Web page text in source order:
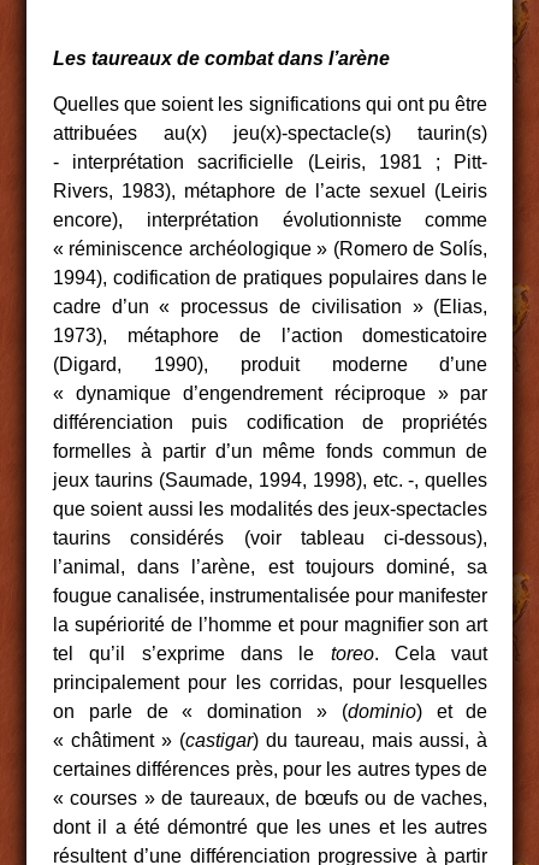
Les taureaux de combat dans l’arène
Quelles que soient les significations qui ont pu être
attribuées au(x) jeu(x)-spectacle(s) taurin(s)
‑ interprétation sacrificielle (Leiris, 1981 ; Pitt-
Rivers, 1983), métaphore de l’acte sexuel (Leiris
encore), interprétation évolutionniste comme
« réminiscence archéologique » (Romero de Solís,
1994), codification de pratiques populaires dans le
cadre d’un « processus de civilisation » (Elias,
1973), métaphore de l’action domesticatoire
(Digard, 1990), produit moderne d’une
« dynamique d’engendrement réciproque » par
différenciation puis codification de propriétés
formelles à partir d’un même fonds commun de
jeux taurins (Saumade, 1994, 1998), etc. ‑, quelles
que soient aussi les modalités des jeux-spectacles
taurins considérés (voir tableau ci-dessous),
l’animal, dans l’arène, est toujours dominé, sa
fougue canalisée, instrumentalisée pour manifester
la supériorité de l’homme et pour magnifier son art
tel qu’il s’exprime dans le toreo. Cela vaut
principalement pour les corridas, pour lesquelles
on parle de « domination » (dominio) et de
« châtiment » (castigar) du taureau, mais aussi, à
certaines différences près, pour les autres types de
« courses » de taureaux, de bœufs ou de vaches,
dont il a été démontré que les unes et les autres
résultent d’une différenciation progressive à partir